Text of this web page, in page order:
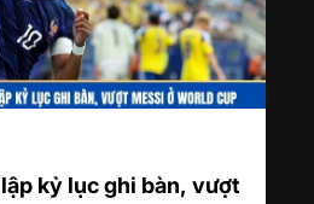
kỷ lục ghi bàn, vượt